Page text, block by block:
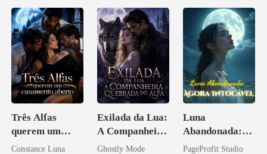
Três Alfas
querem um
casamento
Constance Luna
Exilada da Lua:
A Companheira
Quebrada do
Ghostly Mode
Luna
Abandonada:
Agora Intocável
PageProfit Studio